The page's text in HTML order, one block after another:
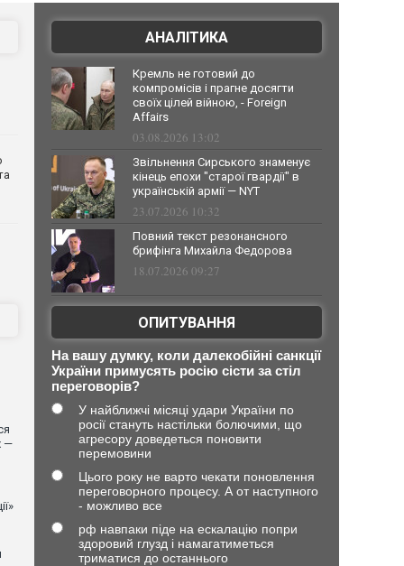
—
АНАЛІТИКА
Кремль не готовий до
компромісів і прагне досягти
своїх цілей війною, - Foreign
Affairs
03.08.2026 13:02
Звільнення Сирського знаменує
кінець епохи "старої гвардії" в
українській армії — NYT
23.07.2026 10:32
Повний текст резонансного
брифінга Михайла Федорова
18.07.2026 09:27
ОПИТУВАННЯ
На вашу думку, коли далекобійні санкції
України примусять росію сісти за стіл
переговорів?
У найближчі місяці удари України по
росії стануть настільки болючими, що
агресору доведеться поновити
перемовини
Цього року не варто чекати поновлення
переговорного процесу. А от наступного
- можливо все
рф навпаки піде на ескалацію попри
здоровий глузд і намагатиметься
триматися до останнього